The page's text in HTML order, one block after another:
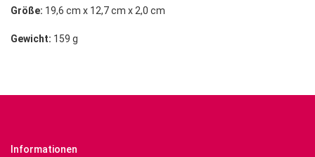
Größe: 19,6 cm x 12,7 cm x 2,0 cm
Gewicht: 159 g
Informationen